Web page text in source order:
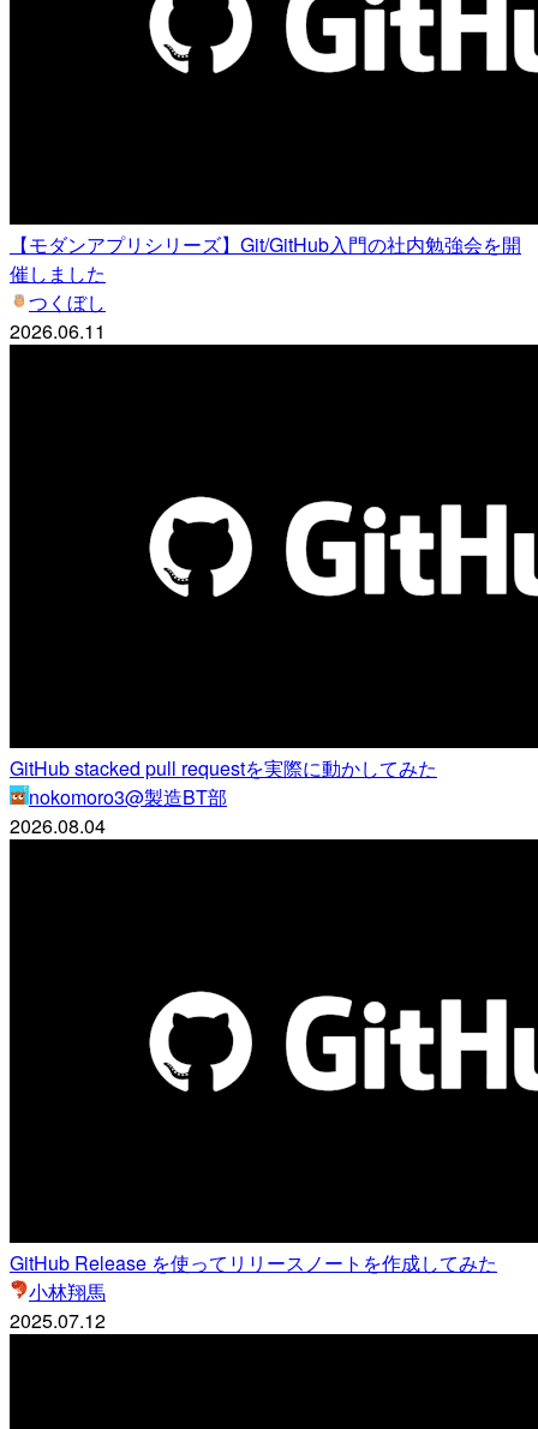
【モダンアプリシリーズ】Git/GitHub入門の社内勉強会を開
催しました
つくぼし
2026.06.11
GitHub stacked pull requestを実際に動かしてみた
nokomoro3@製造BT部
2026.08.04
GitHub Release を使ってリリースノートを作成してみた
小林翔馬
2025.07.12